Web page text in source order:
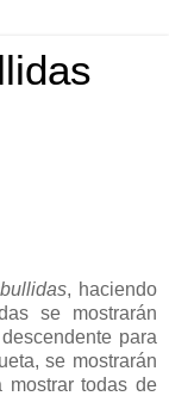
, haciendo
se mostrarán
para
se mostrarán
mostrar todas de